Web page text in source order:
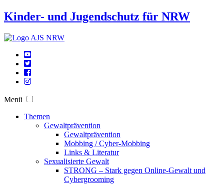
Kinder- und Jugendschutz für NRW
Menü
Themen
Gewaltprävention
Gewaltprävention
Mobbing / Cyber-Mobbing
Links & Literatur
Sexualisierte Gewalt
STRONG – Stark gegen Online-Gewalt und
Cybergrooming